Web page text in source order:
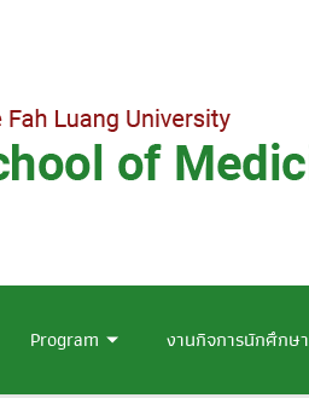
Program งานกิจการนักศึกษา